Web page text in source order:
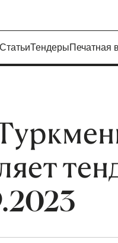
СтатьиТендерыПечатная